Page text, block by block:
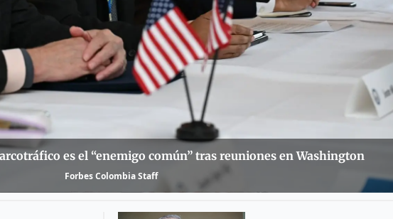
es el “enemigo común” tras reuniones en Washington
Forbes Colombia Staff